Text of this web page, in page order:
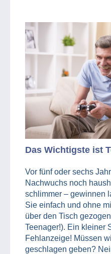
Das Wichtigste ist
Vor fünf oder sechs
Nachwuchs noch
schlimmer – gewinnen
Sie einfach und ohne
über den Tisch
Teenager!). Ein kleiner
Fehlanzeige! Müssen
geschlagen geben?